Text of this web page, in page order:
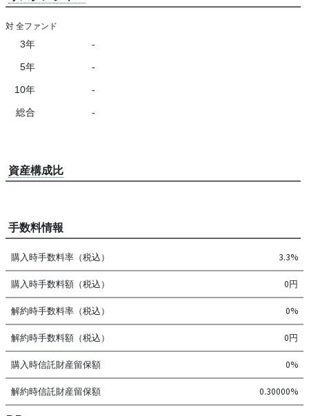
対 全ファンド
3年 -
5年 -
10年 -
総合 -
資産構成比
手数料情報
購入時手数料率（税込） 3.3%
購入時手数料額（税込） 0円
解約時手数料率（税込） 0%
解約時手数料額（税込） 0円
購入時信託財産留保額 0%
解約時信託財産留保額 0.30000%